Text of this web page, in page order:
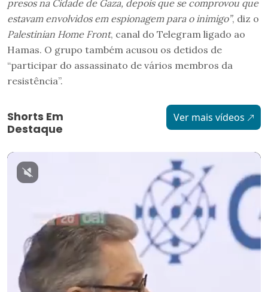
presos na Cidade de Gaza, depois que se comprovou que
estavam envolvidos em espionagem para o inimigo”, diz o
Palestinian Home Front, canal do Telegram ligado ao
Hamas. O grupo também acusou os detidos de
“participar do assassinato de vários membros da
resistência”.
Shorts Em
Destaque
Ver mais vídeos